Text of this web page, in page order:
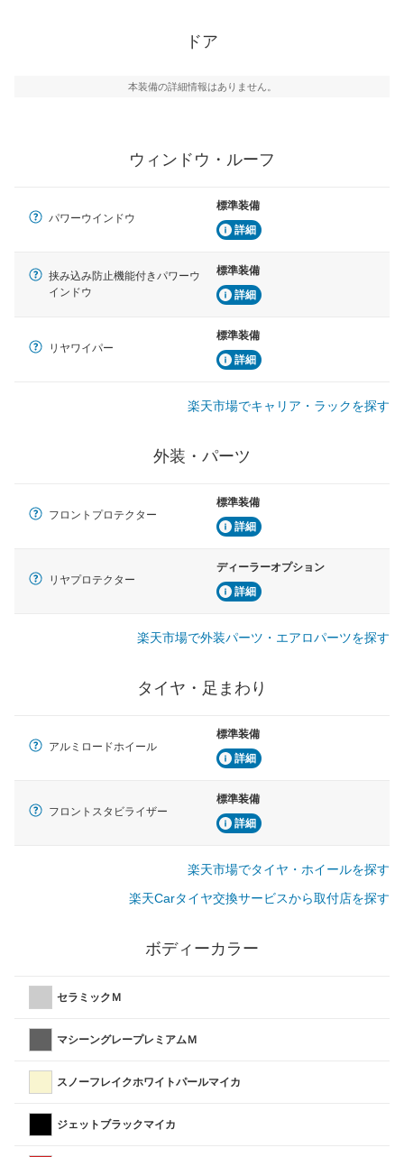
ドア
本装備の詳細情報はありません。
ウィンドウ・ルーフ
パワーウインドウ
標準装備
詳細
挟み込み防止機能付きパワーウ
インドウ
標準装備
詳細
リヤワイパー
標準装備
詳細
楽天市場でキャリア・ラックを探す
外装・パーツ
フロントプロテクター
標準装備
詳細
リヤプロテクター
ディーラーオプション
詳細
楽天市場で外装パーツ・エアロパーツを探す
タイヤ・足まわり
アルミロードホイール
標準装備
詳細
フロントスタビライザー
標準装備
詳細
楽天市場でタイヤ・ホイールを探す
楽天Carタイヤ交換サービスから取付店を探す
ボディーカラー
セラミックＭ
マシーングレープレミアムＭ
スノーフレイクホワイトパールマイカ
ジェットブラックマイカ